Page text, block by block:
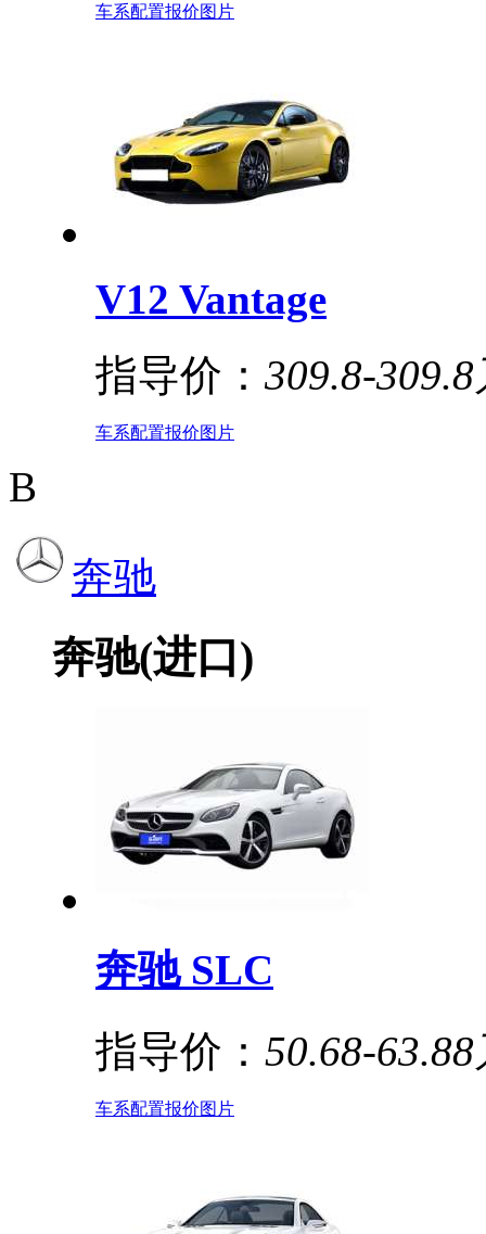
车系配置报价图片
V12 Vantage
指导价： 309.8-309.8
车系配置报价图片
B
奔驰
奔驰(进口)
奔驰 SLC
指导价： 50.68-63.88
车系配置报价图片